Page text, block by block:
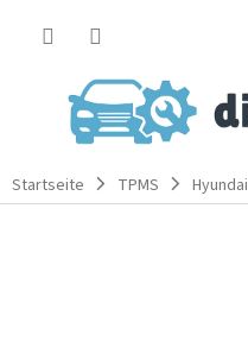
Startseite TPMS Hyundai